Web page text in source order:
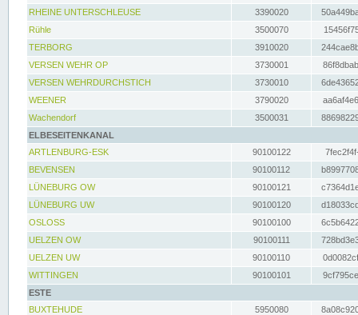
RHEINE UNTERSCHLEUSE
3390020
Rühle
3500070
TERBORG
3910020
VERSEN WEHR OP
3730001
VERSEN WEHRDURCHSTICH
3730010
WEENER
3790020
Wachendorf
3500031
ELBESEITENKANAL
ARTLENBURG-ESK
90100122
BEVENSEN
90100112
LÜNEBURG OW
90100121
LÜNEBURG UW
90100120
OSLOSS
90100100
UELZEN OW
90100111
UELZEN UW
90100110
WITTINGEN
90100101
ESTE
BUXTEHUDE
5950080